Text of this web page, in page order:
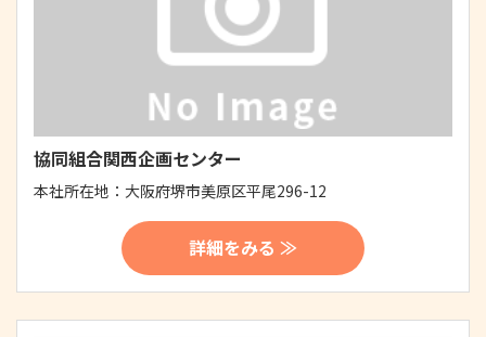
協同組合関西企画センター
本社所在地： 大阪府堺市美原区平尾296-12
詳細をみる ≫